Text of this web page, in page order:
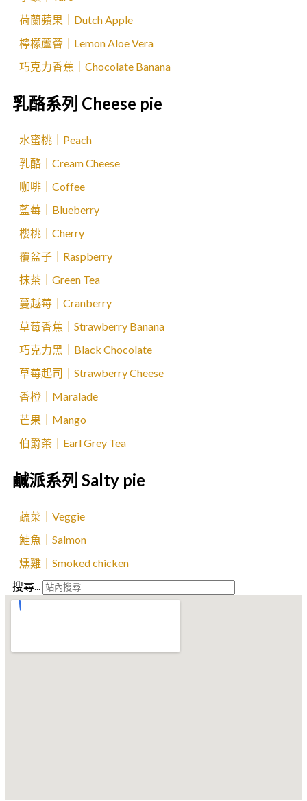
荷蘭蘋果｜Dutch Apple
檸檬蘆薈｜Lemon Aloe Vera
巧克力香蕉｜Chocolate Banana
乳酪系列 Cheese pie
水蜜桃｜Peach
乳酪｜Cream Cheese
咖啡｜Coffee
藍莓｜Blueberry
櫻桃｜Cherry
覆盆子｜Raspberry
抹茶｜Green Tea
蔓越莓｜Cranberry
草莓香蕉｜Strawberry Banana
巧克力黑｜Black Chocolate
草莓起司｜Strawberry Cheese
香橙｜Maralade
芒果｜Mango
伯爵茶｜Earl Grey Tea
鹹派系列 Salty pie
蔬菜｜Veggie
鮭魚｜Salmon
燻雞｜Smoked chicken
搜尋...